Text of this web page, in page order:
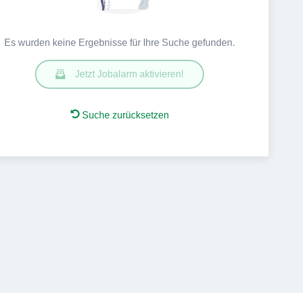
Es wurden keine Ergebnisse für Ihre Suche gefunden.
Jetzt Jobalarm aktivieren!
Suche zurücksetzen